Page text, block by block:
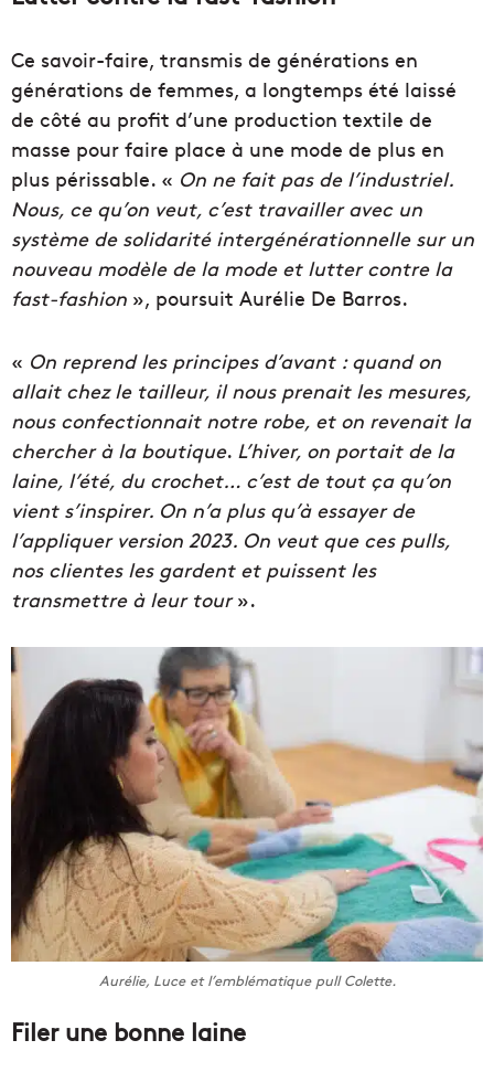
Ce savoir-faire, transmis de générations en
générations de femmes, a longtemps été laissé
de côté au profit d’une production textile de
masse pour faire place à une mode de plus en
plus périssable. « On ne fait pas de l’industriel.
Nous, ce qu’on veut, c’est travailler avec un
système de solidarité intergénérationnelle sur un
nouveau modèle de la mode et lutter contre la
fast-fashion », poursuit Aurélie De Barros.
« On reprend les principes d’avant : quand on
allait chez le tailleur, il nous prenait les mesures,
nous confectionnait notre robe, et on revenait la
chercher à la boutique. L’hiver, on portait de la
laine, l’été, du crochet… c’est de tout ça qu’on
vient s’inspirer. On n’a plus qu’à essayer de
l’appliquer version 2023. On veut que ces pulls,
nos clientes les gardent et puissent les
transmettre à leur tour».
Aurélie, Luce et l’emblématique pull Colette.
Filer une bonne laine